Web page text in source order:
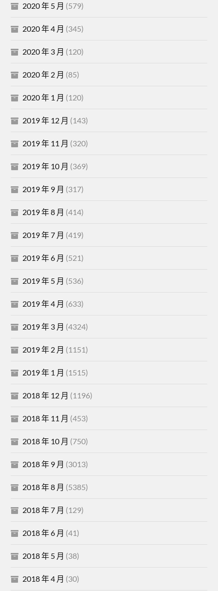
2020 年 5 月 (579)
2020 年 4 月 (345)
2020 年 3 月 (120)
2020 年 2 月 (85)
2020 年 1 月 (120)
2019 年 12 月 (143)
2019 年 11 月 (320)
2019 年 10 月 (369)
2019 年 9 月 (317)
2019 年 8 月 (414)
2019 年 7 月 (419)
2019 年 6 月 (521)
2019 年 5 月 (536)
2019 年 4 月 (633)
2019 年 3 月 (4324)
2019 年 2 月 (1151)
2019 年 1 月 (1515)
2018 年 12 月 (1196)
2018 年 11 月 (453)
2018 年 10 月 (750)
2018 年 9 月 (3013)
2018 年 8 月 (5385)
2018 年 7 月 (129)
2018 年 6 月 (41)
2018 年 5 月 (38)
2018 年 4 月 (30)